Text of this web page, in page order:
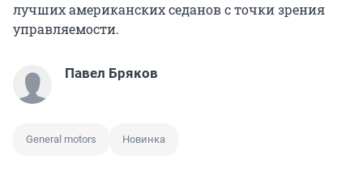
лучших американских седанов с точки зрения
управляемости.
Павел Бряков
General motors Новинка